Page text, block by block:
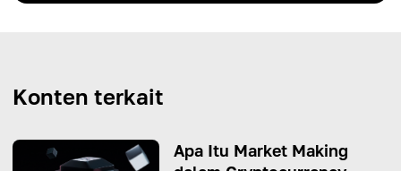
Konten terkait
Apa Itu Market Making